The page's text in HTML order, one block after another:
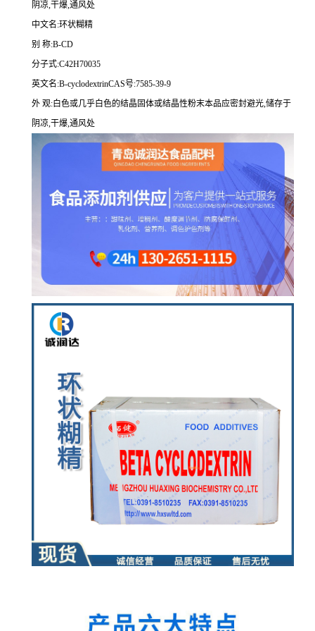
阴凉,干爆,通风处
中文名:环状糊精
别 称:B-CD
分子式:C42H70035
英文名:B-cyclodextrinCAS号:7585-39-9
外 观:白色或几乎白色的结晶固体或结晶性粉末本品应密封避光,储存于
阴凉,干爆,通风处